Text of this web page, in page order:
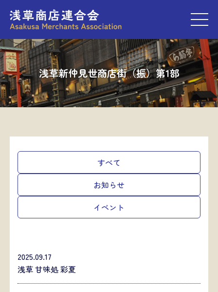
浅草新仲見世商店街（振）第1部
すべて
お知らせ
イベント
2025.09.17
浅草 甘味処 彩夏